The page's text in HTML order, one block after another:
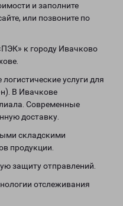
и заполните
или позвоните по
к городу Ивачково
услуги для
В Ивачкове
Современные
доставку.
складскими
продукции.
защиту отправлений.
отслеживания